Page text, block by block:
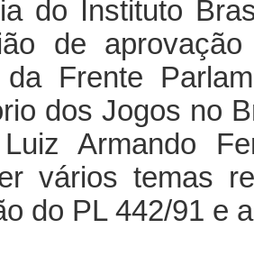
do Instituto
de
da Frente
dos Jogos no
Armando
vários temas
do PL 442/91 e